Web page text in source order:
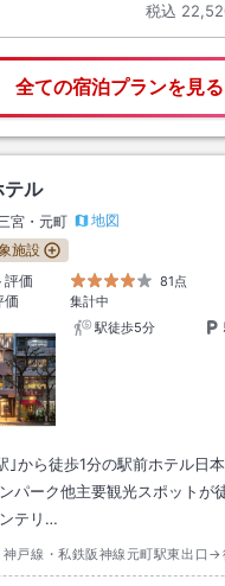
税込
全ての宿泊プランを見る
テル
宮・元町
地図
施設
評価
81点
価
集計中
駅徒歩5分
｣から徒歩1分の駅前ホテル日
パーク他主要観光スポットが
テリ…
神戸線・私鉄阪神線元町駅東出口